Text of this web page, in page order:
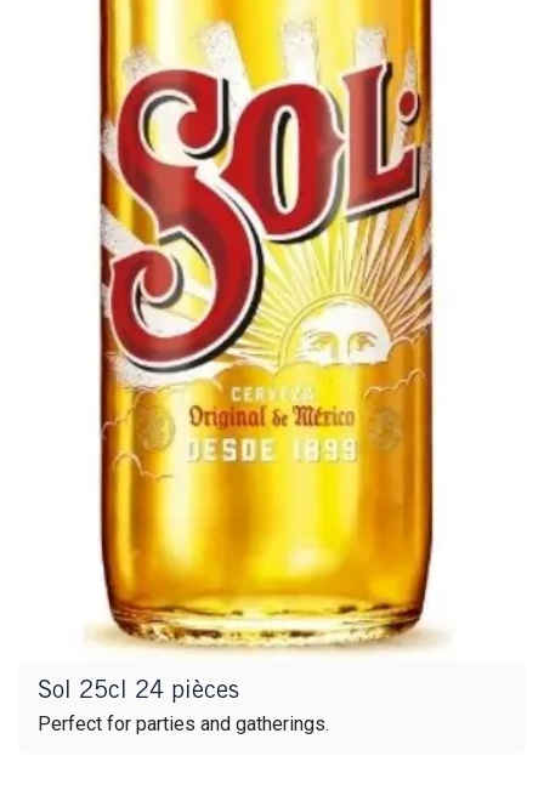
Sol 25cl 24 pièces
Perfect for parties and gatherings.